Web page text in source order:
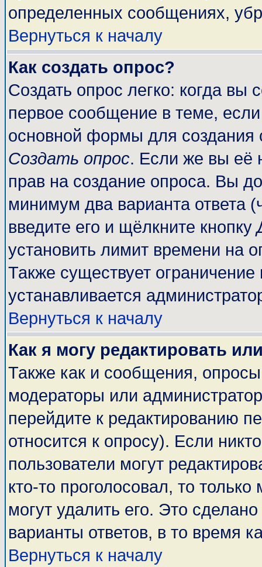
определенных сообщениях,
Вернуться к началу
Как создать опрос?
Создать опрос легко: когда вы
первое сообщение в теме,
основной формы для
Создать опрос. Если же вы её
прав на создание опроса. Вы
минимум два варианта ответа
введите его и щёлкните кнопку
установить лимит времени на
Также существует ограничение
устанавливается
Вернуться к началу
Как я могу редактировать
Также как и сообщения, опросы
модераторы или
перейдите к редактированию
относится к опросу). Если
пользователи могут
кто-то проголосовал, то
могут удалить его. Это
варианты ответов, в то время
Вернуться к началу